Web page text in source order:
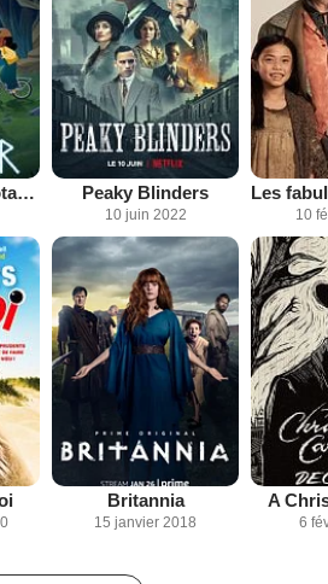
Mon frère le Minotaure Peaky Blinders
10 juin 2022 10
Britannia
15 janvier 2018
A
6